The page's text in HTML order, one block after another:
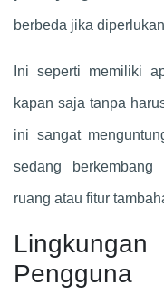
berbeda jika
Ini seperti memiliki
kapan saja tanpa
ini sangat
sedang
ruang atau fitur
Pengguna